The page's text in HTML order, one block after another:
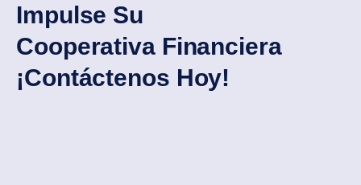
Impulse Su
Cooperativa Financiera
¡Contáctenos Hoy!